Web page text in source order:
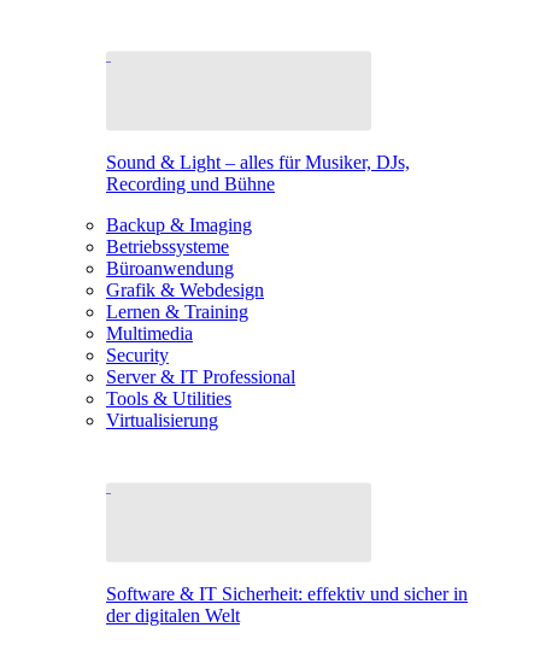
Sound & Light – alles für Musiker, DJs,
Recording und Bühne
Backup & Imaging
Betriebssysteme
Büroanwendung
Grafik & Webdesign
Lernen & Training
Multimedia
Security
Server & IT Professional
Tools & Utilities
Virtualisierung
Software & IT Sicherheit: effektiv und sicher in
der digitalen Welt